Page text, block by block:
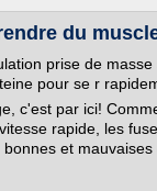
du
prise de
pour se r
c'est par ici!
rapide, les
et